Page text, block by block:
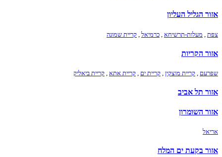
אזור הגליל העליון
צפת מעלות-תרשיחא כרמיאל קריית שמונה
אזור הקריות
שפרעם , קריית מוצקין , קריית ים , קריית אתא , קריית ביאליק
אזור תל אביב
אזור השומרון
אריאל
אזור בקעת ים המלח